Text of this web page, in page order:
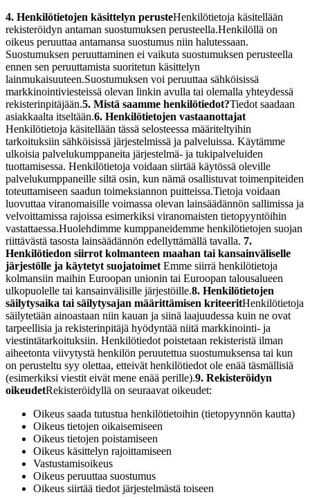
4. Henkilötietojen käsittelyn perusteHenkilötietoja käsitellään
rekisteröidyn antaman suostumuksen perusteella.Henkilöllä on
oikeus peruuttaa antamansa suostumus niin halutessaan.
Suostumuksen peruuttaminen ei vaikuta suostumuksen perusteella
ennen sen peruuttamista suoritetun käsittelyn
lainmukaisuuteen.Suostumuksen voi peruuttaa sähköisissä
markkinointiviesteissä olevan linkin avulla tai olemalla yhteydessä
rekisterinpitäjään.5. Mistä saamme henkilötiedot?Tiedot saadaan
asiakkaalta itseltään.6. Henkilötietojen vastaanottajat
Henkilötietoja käsitellään tässä selosteessa määriteltyihin
tarkoituksiin sähköisissä järjestelmissä ja palveluissa. Käytämme
ulkoisia palvelukumppaneita järjestelmä- ja tukipalveluiden
tuottamisessa. Henkilötietoja voidaan siirtää käytössä oleville
palvelukumppaneille siltä osin, kun nämä osallistuvat toimenpiteiden
toteuttamiseen saadun toimeksiannon puitteissa.Tietoja voidaan
luovuttaa viranomaisille voimassa olevan lainsäädännön sallimissa ja
velvoittamissa rajoissa esimerkiksi viranomaisten tietopyyntöihin
vastattaessa.Huolehdimme kumppaneidemme henkilötietojen suojan
riittävästä tasosta lainsäädännön edellyttämällä tavalla. 7.
Henkilötiedon siirrot kolmanteen maahan tai kansainväliselle
järjestölle ja käytetyt suojatoimet Emme siirrä henkilötietoja
kolmansiin maihin Euroopan unionin tai Euroopan talousalueen
ulkopuolelle tai kansainvälisille järjestöille.8. Henkilötietojen
säilytysaika tai säilytysajan määrittämisen kriteeritHenkilötietoja
säilytetään ainoastaan niin kauan ja siinä laajuudessa kuin ne ovat
tarpeellisia ja rekisterinpitäjä hyödyntää niitä markkinointi- ja
viestintätarkoituksiin. Henkilötiedot poistetaan rekisteristä ilman
aiheetonta viivytystä henkilön peruutettua suostumuksensa tai kun
on perusteltu syy olettaa, etteivät henkilötiedot ole enää täsmällisiä
(esimerkiksi viestit eivät mene enää perille).9. Rekisteröidyn
oikeudetRekisteröidyllä on seuraavat oikeudet:
Oikeus saada tutustua henkilötietoihin (tietopyynnön kautta)
Oikeus tietojen oikaisemiseen
Oikeus tietojen poistamiseen
Oikeus käsittelyn rajoittamiseen
Vastustamisoikeus
Oikeus peruuttaa suostumus
Oikeus siirtää tiedot järjestelmästä toiseen